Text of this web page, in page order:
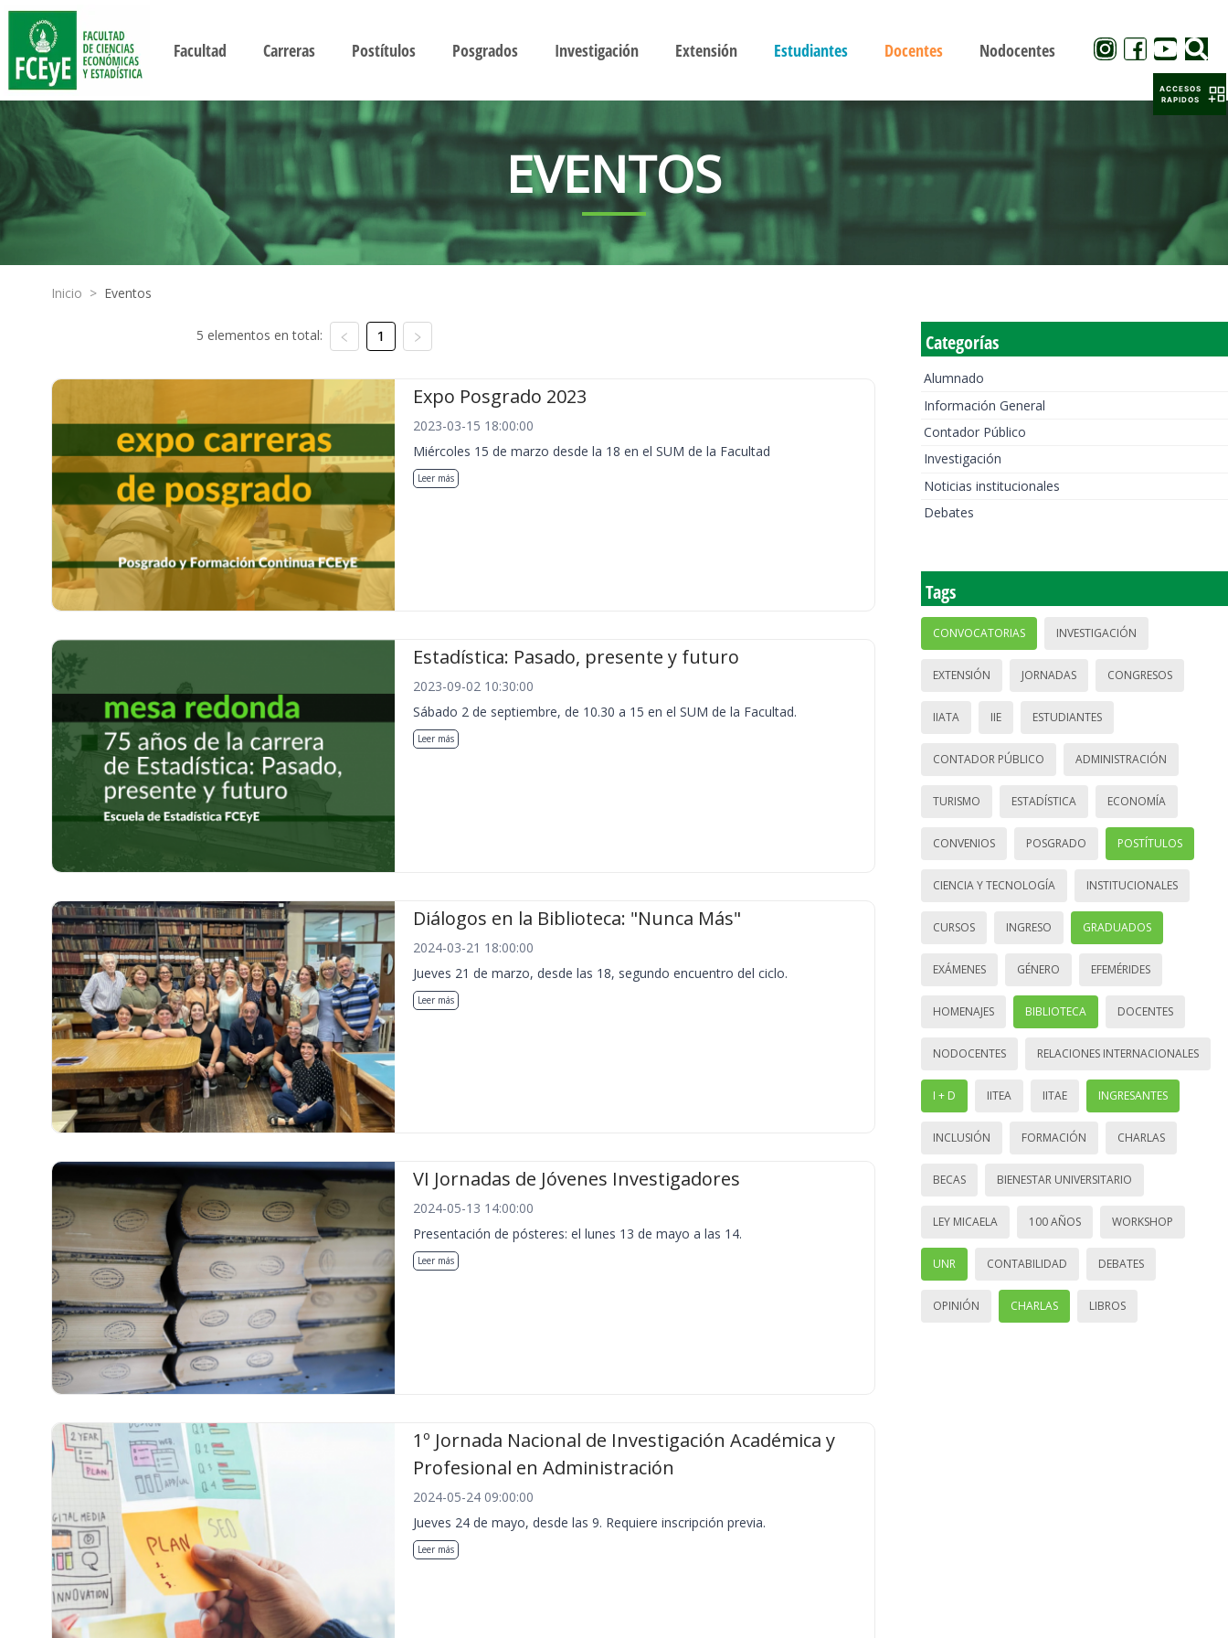
Facultad Carreras Postítulos Posgrados Investigación Extensión Estudiantes Docentes Nodocentes
EVENTOS
Inicio > Eventos
5 elementos en total: 1
Expo Posgrado 2023
2023-03-15 18:00:00
Miércoles 15 de marzo desde la 18 en el SUM de la Facultad
Leer más
Estadística: Pasado, presente y futuro
2023-09-02 10:30:00
Sábado 2 de septiembre, de 10.30 a 15 en el SUM de la Facultad.
Leer más
Diálogos en la Biblioteca: "Nunca Más"
2024-03-21 18:00:00
Jueves 21 de marzo, desde las 18, segundo encuentro del ciclo.
Leer más
VI Jornadas de Jóvenes Investigadores
2024-05-13 14:00:00
Presentación de pósteres: el lunes 13 de mayo a las 14.
Leer más
1º Jornada Nacional de Investigación Académica y
Profesional en Administración
2024-05-24 09:00:00
Jueves 24 de mayo, desde las 9. Requiere inscripción previa.
Leer más
Categorías
Alumnado
Información General
Contador Público
Investigación
Noticias institucionales
Debates
Tags
CONVOCATORIAS INVESTIGACIÓN
EXTENSIÓN JORNADAS CONGRESOS
IIATA IIE ESTUDIANTES
CONTADOR PÚBLICO ADMINISTRACIÓN
TURISMO ESTADÍSTICA ECONOMÍA
CONVENIOS POSGRADO POSTÍTULOS
CIENCIA Y TECNOLOGÍA INSTITUCIONALES
CURSOS INGRESO GRADUADOS
EXÁMENES GÉNERO EFEMÉRIDES
HOMENAJES BIBLIOTECA DOCENTES
NODOCENTES RELACIONES INTERNACIONALES
I + D IITEA IITAE INGRESANTES
INCLUSIÓN FORMACIÓN CHARLAS
BECAS BIENESTAR UNIVERSITARIO
LEY MICAELA 100 AÑOS WORKSHOP
UNR CONTABILIDAD DEBATES
OPINIÓN CHARLAS LIBROS
ACCESOS
RAPIDOS